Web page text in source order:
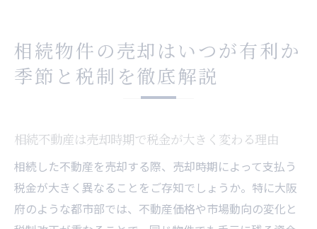
相続物件の売却はいつが有利か
季節と税制を徹底解説
相続不動産は売却時期で税金が大きく変わる理由
相続した不動産を売却する際、売却時期によって支払う
税金が大きく異なることをご存知でしょうか。特に大阪
府のような都市部では、不動産価格や市場動向の変化と